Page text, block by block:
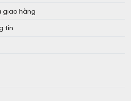
của brioche tươi mới nướng.
phổ biến trong rượu sâm
vị vani tạo ra một sự ấm áp
quá trình lão hóa và làm
giao hàng
tin